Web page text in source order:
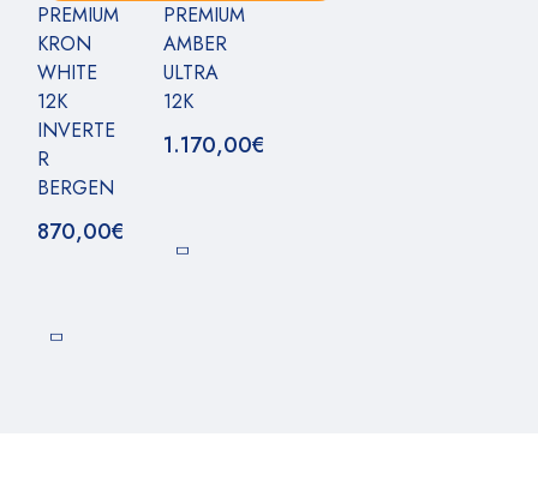
PREMIUM
KRON
WHITE
12K
INVERTE
R
BERGEN
870,00€
PREMIUM
AMBER
ULTRA
12K
1.170,00€